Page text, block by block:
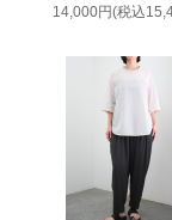
14,000円(税込